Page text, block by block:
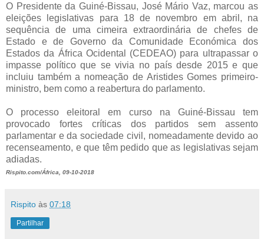
O Presidente da Guiné-Bissau, José Mário Vaz, marcou as
eleições legislativas para 18 de novembro em abril, na
sequência de uma cimeira extraordinária de chefes de
Estado e de Governo da Comunidade Económica dos
Estados da África Ocidental (CEDEAO) para ultrapassar o
impasse político que se vivia no país desde 2015 e que
incluiu também a nomeação de Aristides Gomes primeiro-
ministro, bem como a reabertura do parlamento.
O processo eleitoral em curso na Guiné-Bissau tem
provocado fortes críticas dos partidos sem assento
parlamentar e da sociedade civil, nomeadamente devido ao
recenseamento, e que têm pedido que as legislativas sejam
adiadas.
Rispito.com/África, 09-10-2018
Rispito às 07:18
Partilhar